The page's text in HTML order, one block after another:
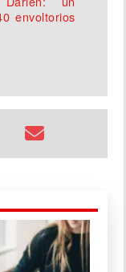
envoltorios